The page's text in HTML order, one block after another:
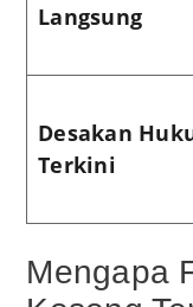
Langsung
Desakan
Terkini
Mengapa